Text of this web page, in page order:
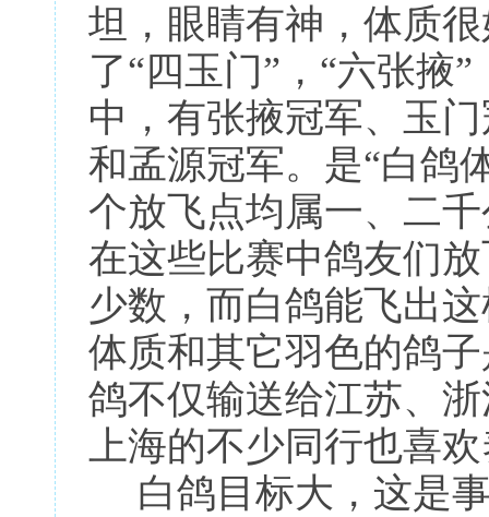
坦，眼睛有神，体质
了“四玉门”，“六张掖
中，有张掖冠军、玉
和孟源冠军。是“白鸽
个放飞点均属一、二
在这些比赛中鸽友们
少数，而白鸽能飞出
体质和其它羽色的鸽
鸽不仅输送给江苏、
上海的不少同行也喜
白鸽目标大，这是